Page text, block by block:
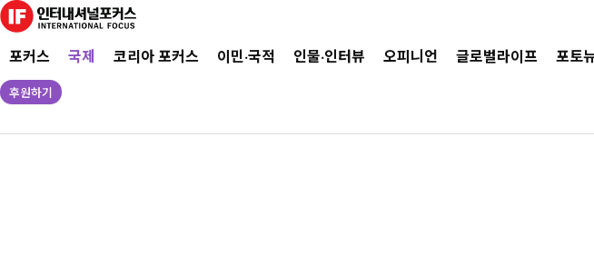
포커스 국제 코리아 포커스 이민·국적 인물·인터뷰 오피니언 글로벌라이프 포토
후원하기